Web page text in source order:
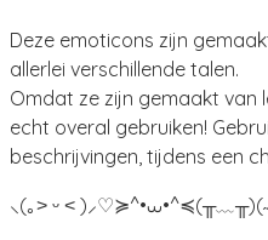
Deze emoticons zijn
allerlei verschillende talen.
Omdat ze zijn gemaakt van
echt overal gebruiken!
beschrijvingen, tijdens een
⸜(｡˃ ᵕ ˂ )⸝♡≽^•⩊•^≼(╥﹏╥)